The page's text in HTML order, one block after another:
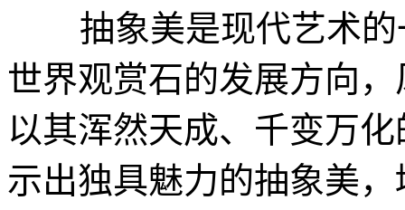
抽象美是现代艺术的
世界观赏石的发展方向
以其浑然天成、千变万
示出独具魅力的抽象美